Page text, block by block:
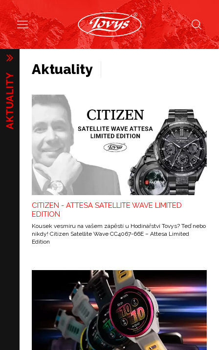
Aktuality
CITIZEN - ATTESA SATELLITE WAVE LIMITED
EDITION
Kousek vesmíru na vašem zápěstí u Hodinářství Tovys? Teď nebo
nikdy! Citizen Satellite Wave CC4067-66E – Attesa Limited
Edition